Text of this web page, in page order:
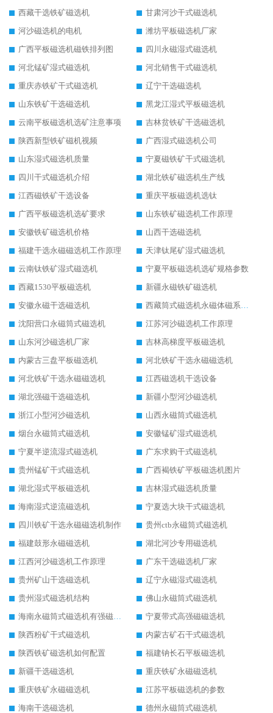
西藏干选铁矿磁选机
甘肃河沙干式磁选机
河沙磁选机的电机
潍坊平板磁选机厂家
广西平板磁选机磁铁排列图
四川永磁湿式磁选机
河北锰矿湿式磁选机
河北销售干式磁选机
重庆赤铁矿干式磁选机
辽宁干选磁选机
山东铁矿干选磁选机
黑龙江湿式平板磁选机
云南平板磁选机选矿注意事项
吉林贫铁矿干选磁选机
陕西新型铁矿磁机视频
广西湿式磁选机公司
山东湿式磁选机质量
宁夏磁铁矿干式磁选机
四川干式磁选机介绍
湖北铁矿磁选机生产线
江西磁铁矿干选设备
重庆平板磁选机选钛
广西平板磁选机选矿要求
山东铁矿磁选机工作原理
安徽铁矿磁选机价格
山西干选磁选机
福建干选永磁磁选机工作原理
天津钛尾矿湿式磁选机
云南钛铁矿湿式磁选机
宁夏平板磁选机选矿规格参数
西藏1530平板磁选机
新疆永磁铁矿磁选机
安徽永磁干选磁选机
西藏筒式磁选机永磁体磁系设计
沈阳营口永磁筒式磁选机
江苏河沙磁选机工作原理
山东河沙磁选机厂家
吉林高梯度平板磁选机
内蒙古三盘平板磁选机
河北铁矿干选永磁磁选机
河北铁矿干选永磁磁选机
江西磁选机干选设备
湖北强磁干选磁选机
新疆小型河沙磁选机
浙江小型河沙磁选机
山西永磁筒式磁选机
烟台永磁筒式磁选机
安徽锰矿湿式磁选机
宁夏半逆流湿式磁选机
广东求购干式磁选机
贵州锰矿干式磁选机
广西褐铁矿平板磁选机图片
湖北湿式平板磁选机
吉林湿式磁选机质量
海南湿式逆流磁选机
宁夏选大块干式磁选机
四川铁矿干选永磁磁选机制作
贵州ctb永磁筒式磁选机
福建鼓形永磁磁选机
湖北河沙专用磁选机
江西河沙磁选机工作原理
广东干选磁选机厂家
贵州矿山干选磁选机
辽宁永磁湿式磁选机
贵州湿式磁选机结构
佛山永磁筒式磁选机
海南永磁筒式磁选机有强磁的吗
宁夏带式高强磁磁选机
陕西粉矿干式磁选机
内蒙古矿石干式磁选机
陕西铁矿磁选机如何配置
福建钠长石平板磁选机
新疆干选磁选机
重庆铁矿永磁磁选机
重庆铁矿永磁磁选机
江苏平板磁选机的参数
海南干选磁选机
德州永磁筒式磁选机